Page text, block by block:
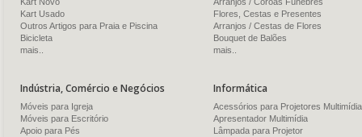
Kart Usado
Outros Artigos para Praia e Piscina
Bicicleta
mais..
Flores, Cestas e Presentes
Arranjos / Cestas de Flores
Bouquet de Balões
mais..
Indústria, Comércio e Negócios
Móveis para Igreja
Móveis para Escritório
Apoio para Pés
Informática
Acessórios para Projetores Multimídia
Apresentador Multimídia
Lâmpada para Projetor